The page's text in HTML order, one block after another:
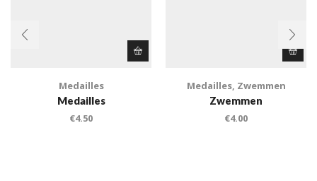
Medailles
Medailles
€4.50
Medailles, Zwemmen
Zwemmen
€4.00